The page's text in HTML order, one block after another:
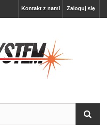
Zaloguj się
Kontakt z nami